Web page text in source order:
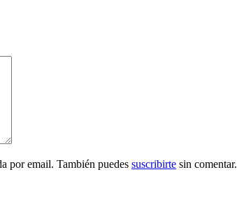
por email. También puedes suscribirte sin comentar.